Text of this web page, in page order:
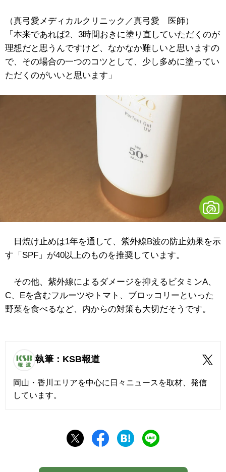
（真弓愛メディカルクリニック／真弓愛 医師）
「本来であれば2、3時間おきに塗り直していただくのが
理想だと思うんですけど、なかなか難しいと思いますの
で、その場合の一つのコツとして、少し多めに塗ってい
ただくのがいいと思います」
日焼け止めは1年を通して、紫外線B波の防止効果を示
す「SPF」が40以上のものを推奨しています。
その他、紫外線によるダメージを抑えるビタミンA、
C、Eを含むフルーツやトマト、ブロッコリーといった
野菜を食べるなど、内からの対策も大切だそうです。
執筆：KSB報道
岡山・香川エリアを中心に日々ニュースを取材、発信
しています。